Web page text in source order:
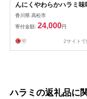
んにくやわらかハラミ味
れ漬け1.6kg（200g×8） |
お肉 にく 食品 ギフト
香川県 高松市
寄付金額: 24,000円
2サイトで
ハラミの返礼品に